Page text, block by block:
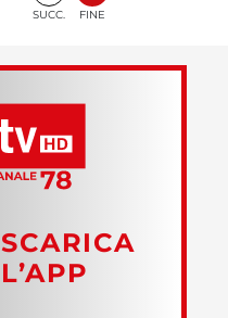
SUCC. FINE
SCARICA
L’APP